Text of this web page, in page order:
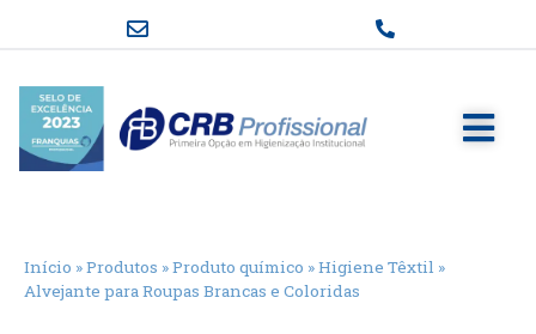
Início »Produtos »Produto químico »Higiene Têxtil »
Alvejante para Roupas Brancas e Coloridas